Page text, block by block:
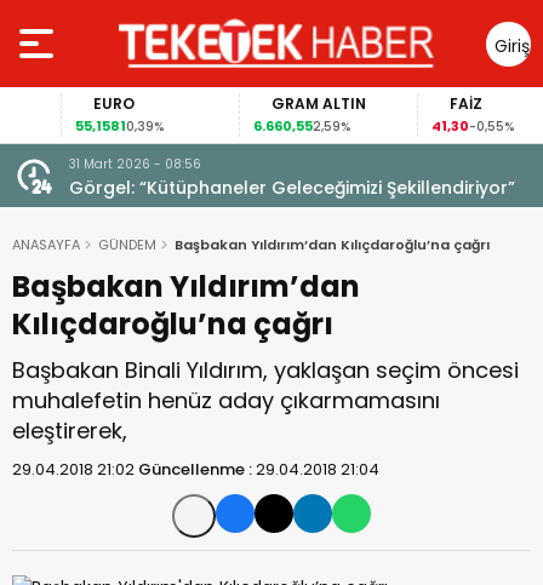
Giriş
Yap
EURO
55,15810,39%
GRAM ALTIN
6.660,552,59%
FAİZ
41,30-0,55%
31 Mart 2026 - 08:56
Görgel: “Kütüphaneler Geleceğimizi Şekillendiriyor”
ANASAYFA GÜNDEM Başbakan Yıldırım’dan Kılıçdaroğlu’na çağrı
Başbakan Yıldırım’dan
Kılıçdaroğlu’na çağrı
Başbakan Binali Yıldırım, yaklaşan seçim öncesi
muhalefetin henüz aday çıkarmamasını
eleştirerek,
29.04.2018 21:02 Güncellenme :29.04.2018 21:04